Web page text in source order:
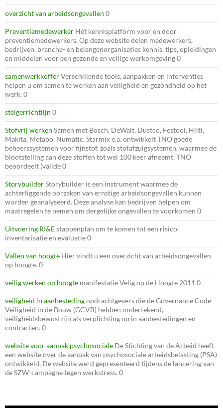
overzicht van arbeidsongevallen 0
Preventiemedewerker Hét kennisplatform voor en door
preventiemedewerkers. Op deze website delen medewerkers,
bedrijven, branche- en belangenorganisaties kennis, tips, opleidingen
en middelen voor een gezonde en veilige werkomgeving 0
samenwerkkofferVerschillende tools, aanpakken en interventies
helpen u om samen te werken aan veiligheid en gezondheid op het
werk. 0
steigerrichtlijn 0
Stofvrij werken Samen met Bosch, DeWalt, Dustco, Festool, Hilti,
Makita, Metabo, Numatic, Starmix e.a. ontwikkelt TNO goede
beheerssystemen voor fijnstof, zoals stofafzuigsystemen, waarmee de
blootstelling aan deze stoffen tot wel 100 keer afneemt. TNO
beoordeelt (valide 0
StorybuilderStorybuilder is een instrument waarmee de
achterliggende oorzaken van ernstige arbeidsongevallen kunnen
worden geanalyseerd. Deze analyse kan bedrijven helpen om
maatregelen te nemen om dergelijke ongevallen te voorkomen 0
Uitvoering RI&Estappenplan om te komen tot een risico-
inventarisatie en evaluatie 0
Vallen van hoogte Hier vindt u een overzicht van arbeidsongevallen
op hoogte. 0
veilig werken op hoogte manifestatie Velig op de Hoogte 2011 0
veiligheid in aanbestedingopdrachtgevers die de Governance Code
Veiligheid in de Bouw (GCVB) hebben ondertekend,
veiligheidsbewustzijn als verplichting op in aanbestedingen en
contracten. 0
website voor aanpak psychosociale De Stichting van de Arbeid heeft
een website over de aanpak van psychosociale arbeidsbelasting (PSA)
ontwikkeld. De website werd gepresenteerd tijdens de lancering van
de SZW-campagne tegen werkstress. 0